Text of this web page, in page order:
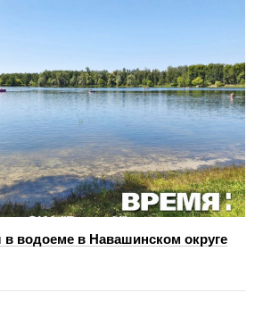
в водоеме в Навашинском округе